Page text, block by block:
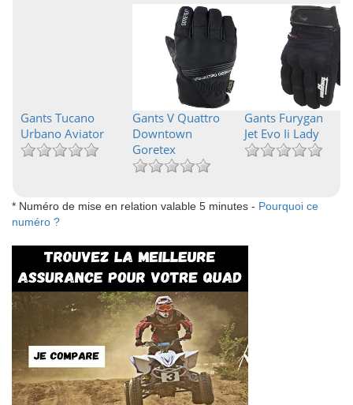
Gants Tucano
Urbano Aviator
Gants V Quattro
Downtown
Goretex
Gants Furygan
Jet Evo Ii Lady
* Numéro de mise en relation valable 5 minutes - Pourquoi ce
numéro ?